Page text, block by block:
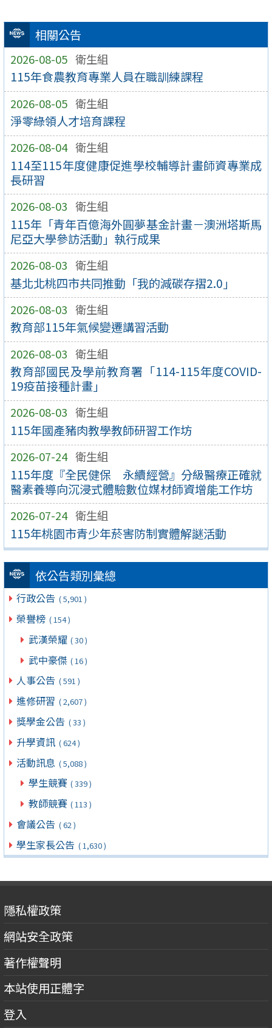
相關公告
2026-08-05 衛生組
115年食農教育專業人員在職訓練課程
2026-08-05 衛生組
淨零綠領人才培育課程
2026-08-04 衛生組
114至115年度健康促進學校輔導計畫師資專業成
長研習
2026-08-03 衛生組
115年「青年百億海外圓夢基金計畫－澳洲塔斯馬
尼亞大學參訪活動」執行成果
2026-08-03 衛生組
基北北桃四市共同推動「我的減碳存摺2.0」
2026-08-03 衛生組
教育部115年氣候變遷講習活動
2026-08-03 衛生組
教育部國民及學前教育署「114-115年度COVID-
19疫苗接種計畫」
2026-08-03 衛生組
115年國產豬肉教學教師研習工作坊
2026-07-24 衛生組
115年度『全民健保 永續經營』分級醫療正確就
醫素養導向沉浸式體驗數位媒材師資增能工作坊
2026-07-24 衛生組
115年桃園市青少年菸害防制實體解謎活動
依公告類別彙總
行政公告 ( 5,901 )
榮譽榜 ( 154 )
武漢榮耀 ( 30 )
武中豪傑 ( 16 )
人事公告 ( 591 )
進修研習 ( 2,607 )
獎學金公告 ( 33 )
升學資訊 ( 624 )
活動訊息 ( 5,088 )
學生競賽 ( 339 )
教師競賽 ( 113 )
會議公告 ( 62 )
學生家長公告 ( 1,630 )
隱私權政策
網站安全政策
著作權聲明
本站使用正體字
登入